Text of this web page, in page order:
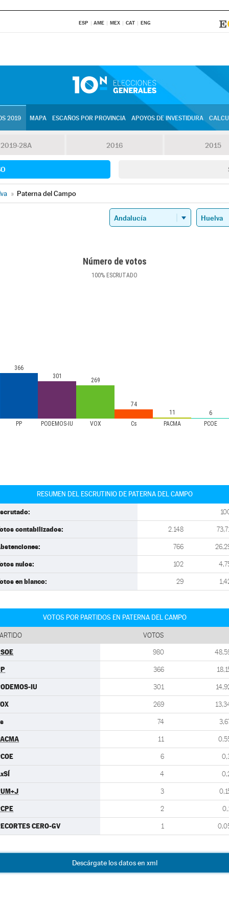
ESP AME MEX CAT ENG
2019 MAPA ESCAÑOS POR PROVINCIA APOYOS DE INVESTIDURA
2019-28A 2016 2015
» Paterna del Campo
Número de votos
100% ESCRUTADO
PP PODEMOS-IU VOX Cs PACMA PCOE
366
301
269
74
11
6
RESUMEN DEL ESCRUTINIO DE PATERNA DEL CAMPO
contabilizados: 2.148
766
nulos: 102
en blanco: 29
VOTOS POR PARTIDOS EN PATERNA DEL CAMPO
VOTOS
980
366
IU 301
269
74
11
6
4
3
2
CERO-GV 1
Descárgate los datos en xml